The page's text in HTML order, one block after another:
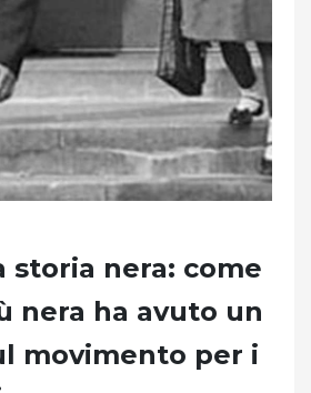
storia nera: come
nera ha avuto un
movimento per i